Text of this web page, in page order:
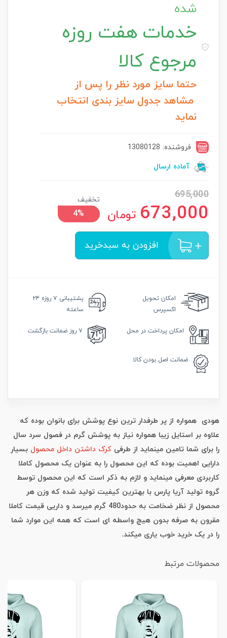
شده
خدمات هفت روزه
مرجوع کالا
حتما سایز مورد نظر را پس از
مشاهد جدول سایز بندی انتخاب
نماید
فروشنده: 13080128
آماده ارسال
695,000
673,000 تومان
تخفیف
4%
افزودن به سبدخرید
امکان تحویل
اکسپرس
پشتیبانی
۷ روزه ۲۴
ساعته
امکان پرداخت در محل ۷ روز ضمانت بازگشت
ضمانت اصل بودن کالا
هودی همواره از پر طرفدار ترین نوع پوشش برای بانوان بوده که
علاوه بر استایل زیبا همواره نیاز به پوشش گرم در فصول سرد سال
را برای شما تامین مینماید از طرفی کرک داشتن داخل محصول بسیار
دارایی اهمیت بوده که این محصول را به عنوان یک محصول کاملا
کاربردی معرفی مینماید و لازم به ذکر است که این محصول توسط
گروه تولید آریا پارس با بهترین کیفیت تولید شده که وزن هر
محصول از نظر ضخامت به حدود480 گرم میرسد و داریی قیمت کاملا
مقرون به صرفه بدون هیچ واسطه ای است که همه این موارد شما
را در یک خرید خوب یاری میکند.
محصولات مرتبط